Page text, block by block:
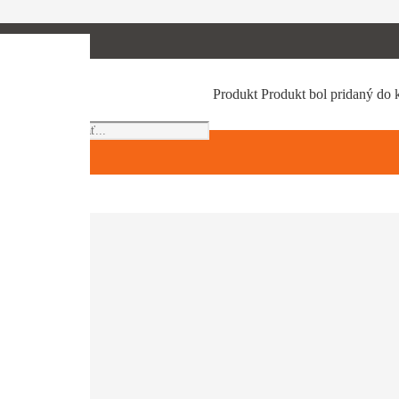
Products
search
Produkt Produkt bol pridaný do
slot
modely Línia PRO